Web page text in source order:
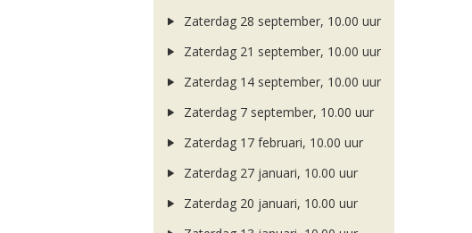
Zaterdag 28 september, 10.00 uur
Zaterdag 21 september, 10.00 uur
Zaterdag 14 september, 10.00 uur
Zaterdag 7 september, 10.00 uur
Zaterdag 17 februari, 10.00 uur
Zaterdag 27 januari, 10.00 uur
Zaterdag 20 januari, 10.00 uur